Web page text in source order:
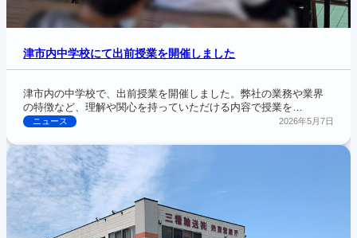
津市内中学校にて出前授業を開催しました
津市内の中学校で、出前授業を開催しました。弊社の業務や業界
の特徴など、理解や関心を持っていただける内容で授業を…
ニュース 2026年5月7日